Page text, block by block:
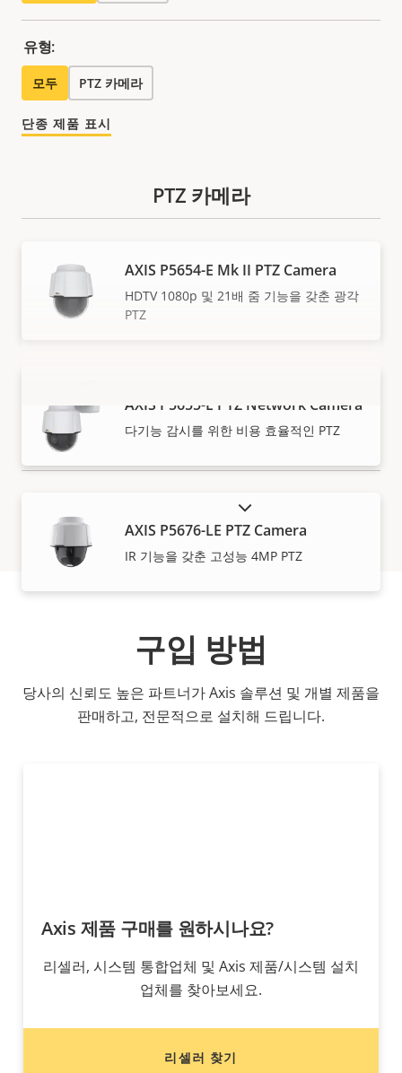
유형:
모두 PTZ 카메라
단종 제품 표시
더 보기
PTZ 카메라
AXIS P5654-E Mk II PTZ Camera
HDTV 1080p 및 21배 줌 기능을 갖춘 광각
PTZ
AXIS P5655-E PTZ Network Camera
다기능 감시를 위한 비용 효율적인 PTZ
AXIS P5676-LE PTZ Camera
IR 기능을 갖춘 고성능 4MP PTZ
구입 방법
당사의 신뢰도 높은 파트너가 Axis 솔루션 및 개별 제품을
판매하고, 전문적으로 설치해 드립니다.
Axis 제품 구매를 원하시나요?
리셀러, 시스템 통합업체 및 Axis 제품/시스템 설치
업체를 찾아보세요.
리셀러 찾기